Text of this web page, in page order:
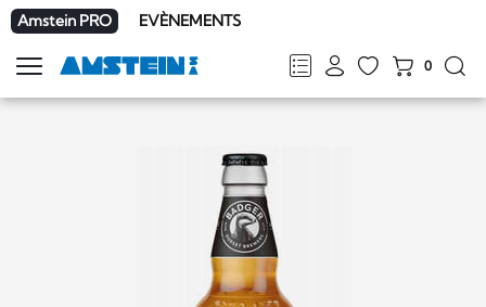
Amstein PRO EVÈNEMENTS
FRDEENIT
0
Afficher
la